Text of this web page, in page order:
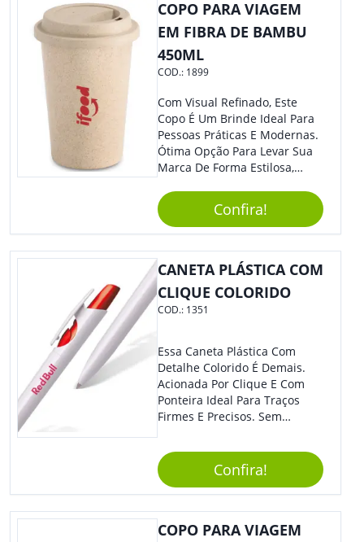
COPO PARA VIAGEM
EM FIBRA DE BAMBU
450ML
COD.: 1899
Com Visual Refinado, Este
Copo É Um Brinde Ideal Para
Pessoas Práticas E Modernas.
Ótima Opção Para Levar Sua
Marca De Forma Estilosa,
Empresa Em Eventos,
Reuniões Corporativas Ou Até
Mesmo Para Presentear
Colaboradores.
Confira!
CANETA PLÁSTICA COM
CLIQUE COLORIDO
COD.: 1351
Essa Caneta Plástica Com
Detalhe Colorido É Demais.
Acionada Por Clique E Com
Ponteira Ideal Para Traços
Firmes E Precisos. Sem
Brinde Para Representar Sua
Marca. Dimensões: 1.6 Cm X
13.7 Cm X 1.6 Cm
Confira!
COPO PARA VIAGEM